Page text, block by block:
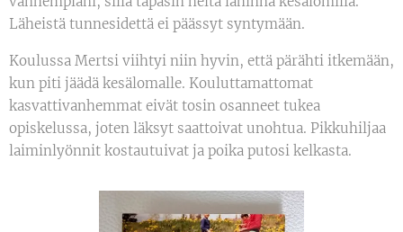
Läheistä tunnesidettä ei päässyt syntymään.
Koulussa Mertsi viihtyi niin hyvin, että pärähti itkemään,
kun piti jäädä kesälomalle. Kouluttamattomat
kasvattivanhemmat eivät tosin osanneet tukea
opiskelussa, joten läksyt saattoivat unohtua. Pikkuhiljaa
laiminlyönnit kostautuivat ja poika putosi kelkasta.